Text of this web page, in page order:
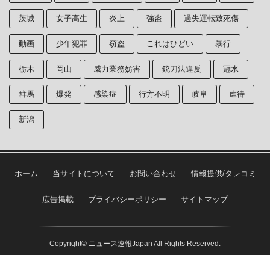
茨城 女子高生 炎上 強盗 過失運転致死傷
動画 少年犯罪 窃盗 これはひどい 暴行
栃木 岡山 威力業務妨害 銃刀法違反 冠水
群馬 爆発 感染症 行方不明 岐阜 虐待
新潟
ホーム 当サイトについて お問い合わせ 情報提供/タレコミ
広告掲載 プライバシーポリシー サイトマップ
Copyright© ニュース速報Japan All Rights Reserved.